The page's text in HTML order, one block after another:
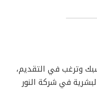
وترغب في التقديم،
في شركة النور